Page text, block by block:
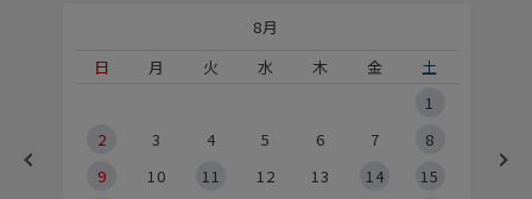
8月
日
月 火 水 木 金
土
1
2
3 4 5 6 7
8
9
10 11 12 13 14
15